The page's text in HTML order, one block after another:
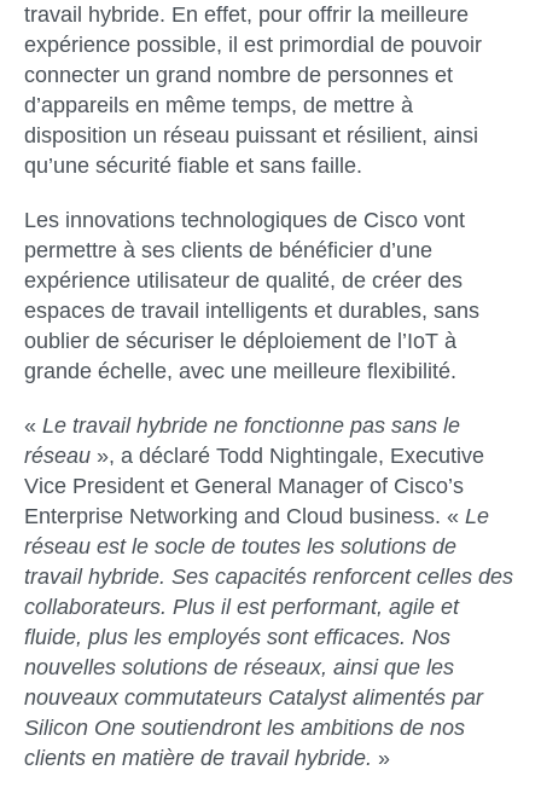
travail hybride. En effet, pour offrir la meilleure
expérience possible, il est primordial de pouvoir
connecter un grand nombre de personnes et
d’appareils en même temps, de mettre à
disposition un réseau puissant et résilient, ainsi
qu’une sécurité fiable et sans faille.
Les innovations technologiques de Cisco vont
permettre à ses clients de bénéficier d’une
expérience utilisateur de qualité, de créer des
espaces de travail intelligents et durables, sans
oublier de sécuriser le déploiement de l’IoT à
grande échelle, avec une meilleure flexibilité.
« Le travail hybride ne fonctionne pas sans le
réseau », a déclaré Todd Nightingale, Executive
Vice President et General Manager of Cisco’s
Enterprise Networking and Cloud business. « Le
réseau est le socle de toutes les solutions de
travail hybride. Ses capacités renforcent celles des
collaborateurs. Plus il est performant, agile et
fluide, plus les employés sont efficaces. Nos
nouvelles solutions de réseaux, ainsi que les
nouveaux commutateurs Catalyst alimentés par
Silicon One soutiendront les ambitions de nos
clients en matière de travail hybride. »